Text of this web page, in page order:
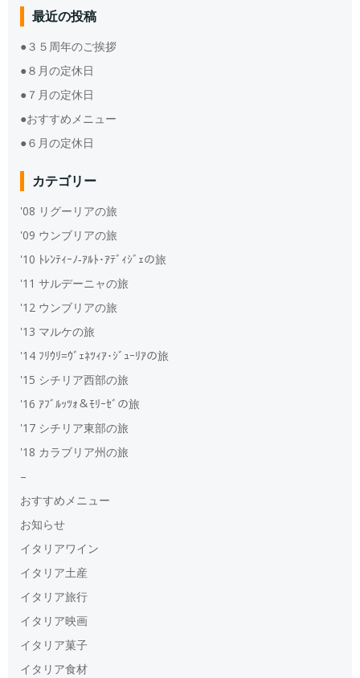
最近の投稿
●３５周年のご挨拶
●８月の定休日
●７月の定休日
●おすすめメニュー
●６月の定休日
カテゴリー
'08 リグーリアの旅
'09 ウンブリアの旅
'10 ﾄﾚﾝﾃｨｰﾉ‐ｱﾙﾄ･ｱﾃﾞｨｼﾞｪの旅
'11 サルデーニャの旅
'12 ウンブリアの旅
'13 マルケの旅
'14 ﾌﾘｳﾘ=ｳﾞｪﾈﾂｨｱ･ｼﾞｭｰﾘｱの旅
'15 シチリア西部の旅
'16 ｱﾌﾞﾙｯﾂｫ＆ﾓﾘｰｾﾞの旅
'17 シチリア東部の旅
'18 カラブリア州の旅
–
おすすめメニュー
お知らせ
イタリアワイン
イタリア土産
イタリア旅行
イタリア映画
イタリア菓子
イタリア食材